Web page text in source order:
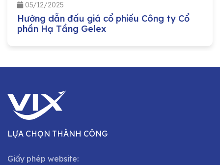
05/12/2025
Hướng dẫn đấu giá cổ phiếu Công ty Cổ
phần Hạ Tầng Gelex
LỰA CHỌN THÀNH CÔNG
Giấy phép website: